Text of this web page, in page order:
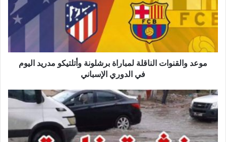
برشلونة
وأتلتيكو
مدريد
اليوم
في
الدوريموعد والقنوات الناقلة لمباراة برشلونة وأتلتيكو مدريد اليوم
في الدوري الإسباني
نشرة
خاصّة..
رياح
قويّة
تتطلب